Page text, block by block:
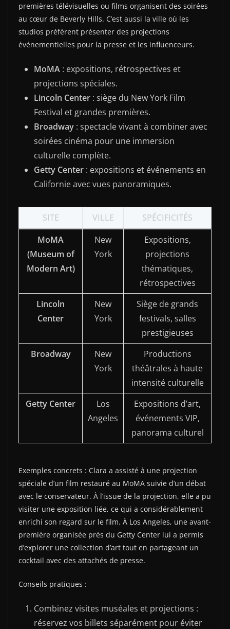
premières télévisuelles ou films organisent des soirées
au cœur de Beverly Hills. C’est aussi la ville où les
studios préfèrent présenter des projections
événementielles pour la presse et les influenceurs.
MoMA : expositions, rétrospectives et
projections spéciales.
Lincoln Center : siège du New York Film
Festival et grandes premières.
Broadway : spectacle vivant à combiner avec
soirées cinéma pour une immersion
culturelle complète.
Getty Center : expositions et événements en
Californie avec vues panoramiques.
SITE VILLE
SPÉCIFICITÉS
MoMA
(Museum of
Modern Art)
New
York
Expositions,
projections
thématiques,
rétrospectives
Lincoln
Center
New
York
Siège de grands
festivals, salles
prestigieuses
Broadway
New
York
Productions
théâtrales à haute
intensité culturelle
Getty Center
Los
Angeles
Expositions d’art,
événements VIP,
panorama culturel
Exemples concrets : Clara a assisté à une projection
spéciale d’un film restauré au MoMA suivie d’un débat
avec le conservateur. À l’issue de la projection, elle a pu
visiter une exposition liée, ce qui a considérablement
enrichi son regard sur le film. À Los Angeles, une avant-
première organisée près du Getty Center lui a permis
d’explorer une collection d’art tout en partageant un
cocktail avec des attachés de presse.
Conseils pratiques :
Combinez visites muséales et projections :
réservez vos billets séparément pour éviter